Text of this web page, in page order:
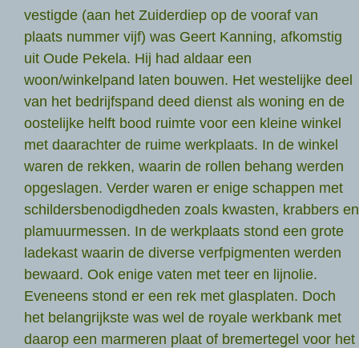
vestigde (aan het Zuiderdiep op de vooraf van
plaats nummer vijf) was Geert Kanning, afkomstig
uit Oude Pekela. Hij had aldaar een
woon/winkelpand laten bouwen. Het westelijke deel
van het bedrijfspand deed dienst als woning en de
oostelijke helft bood ruimte voor een kleine winkel
met daarachter de ruime werkplaats. In de winkel
waren de rekken, waarin de rollen behang werden
opgeslagen. Verder waren er enige schappen met
schildersbenodigdheden zoals kwasten, krabbers en
plamuurmessen. In de werkplaats stond een grote
ladekast waarin de diverse verfpigmenten werden
bewaard. Ook enige vaten met teer en lijnolie.
Eveneens stond er een rek met glasplaten. Doch
het belangrijkste was wel de royale werkbank met
daarop een marmeren plaat of bremertegel voor het